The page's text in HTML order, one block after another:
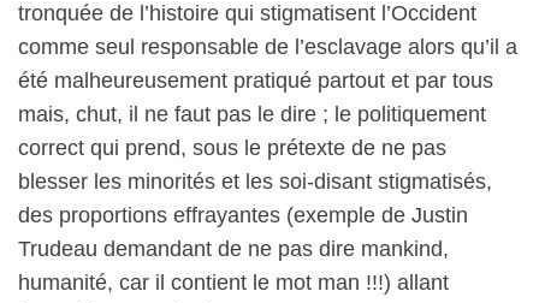
tronquée de l’histoire qui stigmatisent l’Occident
comme seul responsable de l’esclavage alors qu’il a
été malheureusement pratiqué partout et par tous
mais, chut, il ne faut pas le dire ; le politiquement
correct qui prend, sous le prétexte de ne pas
blesser les minorités et les soi-disant stigmatisés,
des proportions effrayantes (exemple de Justin
Trudeau demandant de ne pas dire mankind,
humanité, car il contient le mot man !!!) allant